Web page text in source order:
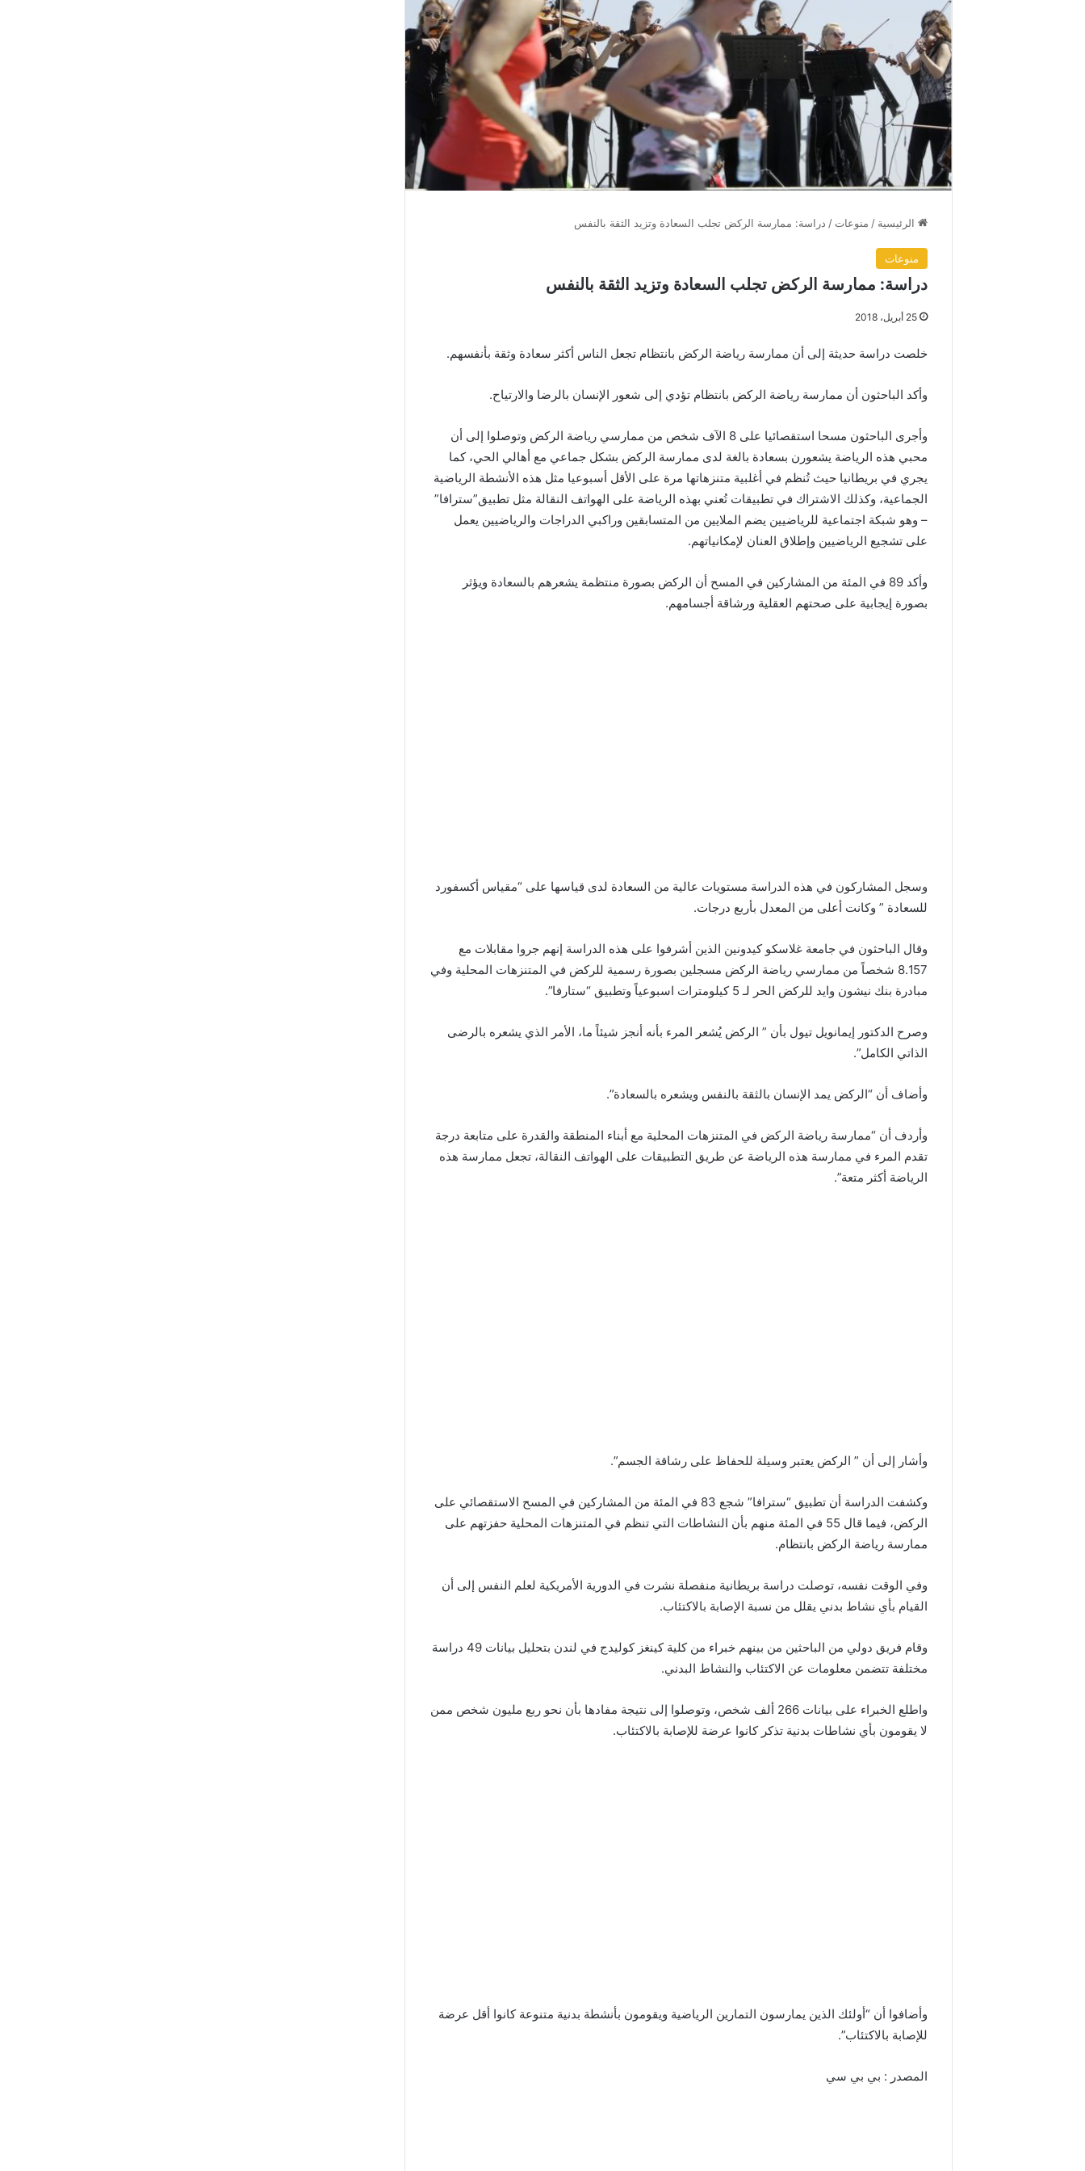
الرئيسية / منوعات / دراسة: ممارسة الركض تجلب السعادة وتزيد الثقة بالنفس
منوعات
دراسة: ممارسة الركض تجلب السعادة وتزيد الثقة بالنفس
25 أبريل، 2018
خلصت دراسة حديثة إلى أن ممارسة رياضة الركض بانتظام تجعل الناس أكثر سعادة وثقة بأنفسهم.
وأكد الباحثون أن ممارسة رياضة الركض بانتظام تؤدي إلى شعور الإنسان بالرضا والارتياح.
وأجرى الباحثون مسحا استقصائيا على 8 الآف شخص من ممارسي رياضة الركض وتوصلوا إلى أن
محبي هذه الرياضة يشعورن بسعادة بالغة لدى ممارسة الركض بشكل جماعي مع أهالي الحي، كما
يجري في بريطانيا حيث تُنظم في أغلبية متنزهاتها مرة على الأقل أسبوعيا مثل هذه الأنشطة الرياضية
الجماعية، وكذلك الاشتراك في تطبيقات تُعني بهذه الرياضة على الهواتف النقالة مثل تطبيق”سترافا”
– وهو شبكة اجتماعية للرياضيين يضم الملايين من المتسابقين وراكبي الدراجات والرياضيين يعمل
على تشجيع الرياضيين وإطلاق العنان لإمكانياتهم.
وأكد 89 في المئة من المشاركين في المسح أن الركض بصورة منتظمة يشعرهم بالسعادة ويؤثر
بصورة إيجابية على صحتهم العقلية ورشاقة أجسامهم.
وسجل المشاركون في هذه الدراسة مستويات عالية من السعادة لدى قياسها على “مقياس أكسفورد
للسعادة ” وكانت أعلى من المعدل بأربع درجات.
وقال الباحثون في جامعة غلاسكو كيدونين الذين أشرفوا على هذه الدراسة إنهم جروا مقابلات مع
8.157 شخصاً من ممارسي رياضة الركض مسجلين بصورة رسمية للركض في المتنزهات المحلية وفي
مبادرة بنك نيشون وايد للركض الحر لـ 5 كيلومترات اسبوعياً وتطبيق “ستارفا”.
وصرح الدكتور إيمانويل تيول بأن ” الركض يُشعر المرء بأنه أنجز شيئاً ما، الأمر الذي يشعره بالرضى
الذاتي الكامل”.
وأضاف أن “الركض يمد الإنسان بالثقة بالنفس ويشعره بالسعادة”.
وأردف أن “ممارسة رياضة الركض في المتنزهات المحلية مع أبناء المنطقة والقدرة على متابعة درجة
تقدم المرء في ممارسة هذه الرياضة عن طريق التطبيقات على الهواتف النقالة، تجعل ممارسة هذه
الرياضة أكثر متعة”.
وأشار إلى أن ” الركض يعتبر وسيلة للحفاظ على رشاقة الجسم”.
وكشفت الدراسة أن تطبيق “سترافا” شجع 83 في المئة من المشاركين في المسح الاستقصائي على
الركض، فيما قال 55 في المئة منهم بأن النشاطات التي تنظم في المتنزهات المحلية حفزتهم على
ممارسة رياضة الركض بانتظام.
وفي الوقت نفسه، توصلت دراسة بريطانية منفصلة نشرت في الدورية الأمريكية لعلم النفس إلى أن
القيام بأي نشاط بدني يقلل من نسبة الإصابة بالاكتئاب.
وقام فريق دولي من الباحثين من بينهم خبراء من كلية كينغز كوليدج في لندن بتحليل بيانات 49 دراسة
مختلفة تتضمن معلومات عن الاكتئاب والنشاط البدني.
واطلع الخبراء على بيانات 266 ألف شخص، وتوصلوا إلى نتيجة مفادها بأن نحو ربع مليون شخص ممن
لا يقومون بأي نشاطات بدنية تذكر كانوا عرضة للإصابة بالاكتئاب.
وأضافوا أن “أولئك الذين يمارسون التمارين الرياضية ويقومون بأنشطة بدنية متنوعة كانوا أقل عرضة
للإصابة بالاكتئاب”.
المصدر : بي بي سي